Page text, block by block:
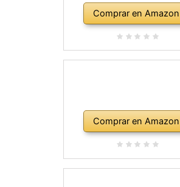
Comprar en Amazon
Comprar en Amazon